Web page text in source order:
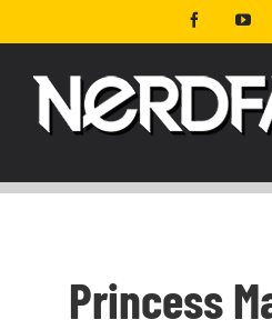
al
Facebook
Princess